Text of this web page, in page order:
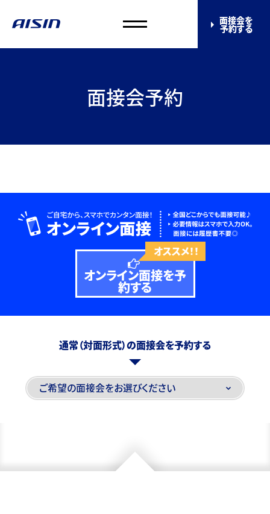
面接会を
予約する
面接会予約
オンライン面接を予
約する
オススメ！！
通常（対面形式）の面接会を予約する